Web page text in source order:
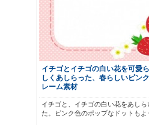
イチゴとイチゴの白い花を可愛
しくあしらった、春らしいピン
レーム素材
イチゴと、イチゴの白い花をあしら
た。ピンク色のポップなドットもよ